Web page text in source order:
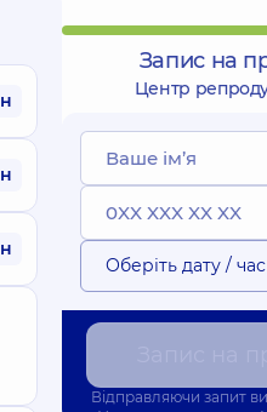
Запис на
Центр
Оберіть дату / час
Відправляючи запит